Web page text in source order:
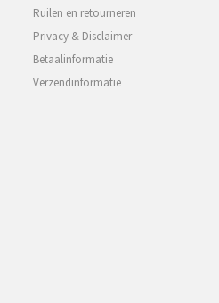
Ruilen en retourneren
Privacy & Disclaimer
Betaalinformatie
Verzendinformatie